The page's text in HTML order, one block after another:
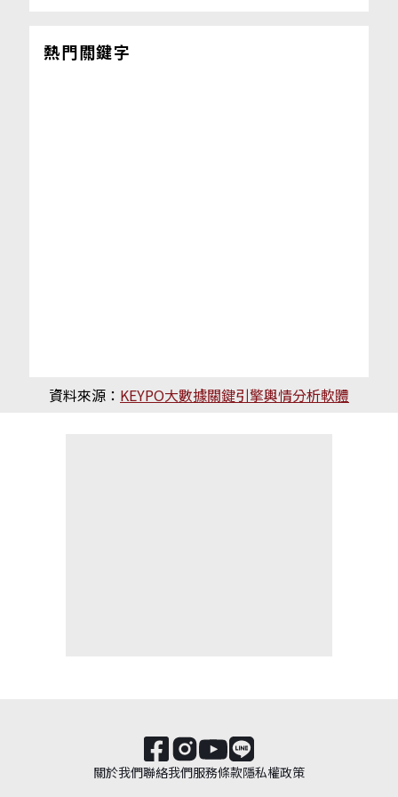
熱門關鍵字
資料來源： KEYPO大數據關鍵引擎輿情分析軟體
關於我們聯絡我們服務條款隱私權政策